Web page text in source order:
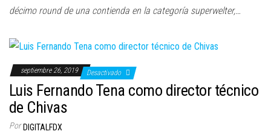
décimo round de una contienda en la categoría superwelter,…
septiembre 26, 2019 Desactivado
Luis Fernando Tena como director técnico
de Chivas
Por DIGITALFDX